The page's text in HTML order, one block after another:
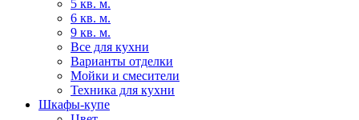
5 кв. м.
6 кв. м.
9 кв. м.
Все для кухни
Варианты отделки
Мойки и смесители
Техника для кухни
Шкафы-купе